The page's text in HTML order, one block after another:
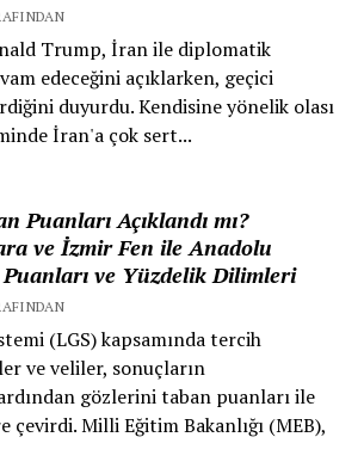
Trump, İran ile diplomatik
edeceğini açıklarken, geçici
duyurdu. Kendisine yönelik olası
İran'a çok sert...
Puanları Açıklandı mı?
ve İzmir Fen ile Anadolu
ve Yüzdelik Dilimleri
(LGS) kapsamında tercih
ve veliler, sonuçların
gözlerini taban puanları ile
çevirdi. Milli Eğitim Bakanlığı (MEB),